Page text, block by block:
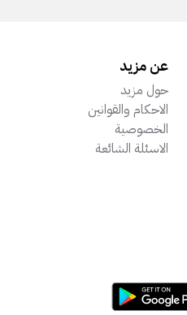
عن مزيد
حول مزيد
الاحكام والقوانين
الخصوصية
الاسئلة الشائعة